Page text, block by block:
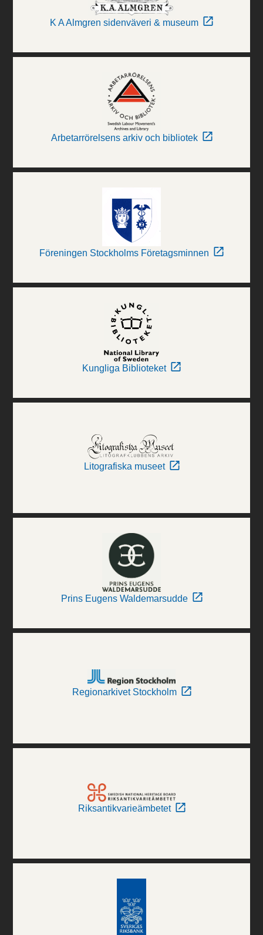
K A Almgren sidenväveri & museum
Arbetarrörelsens arkiv och bibliotek
Föreningen Stockholms Företagsminnen
Kungliga Biblioteket
Litografiska museet
Prins Eugens Waldemarsudde
Regionarkivet Stockholm
Riksantikvarieämbetet